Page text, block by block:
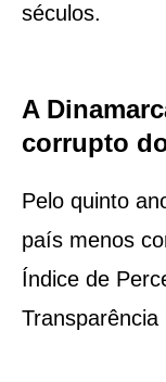
séculos.
A
corrupto
Pelo quinto
país menos
Índice de
Transparência